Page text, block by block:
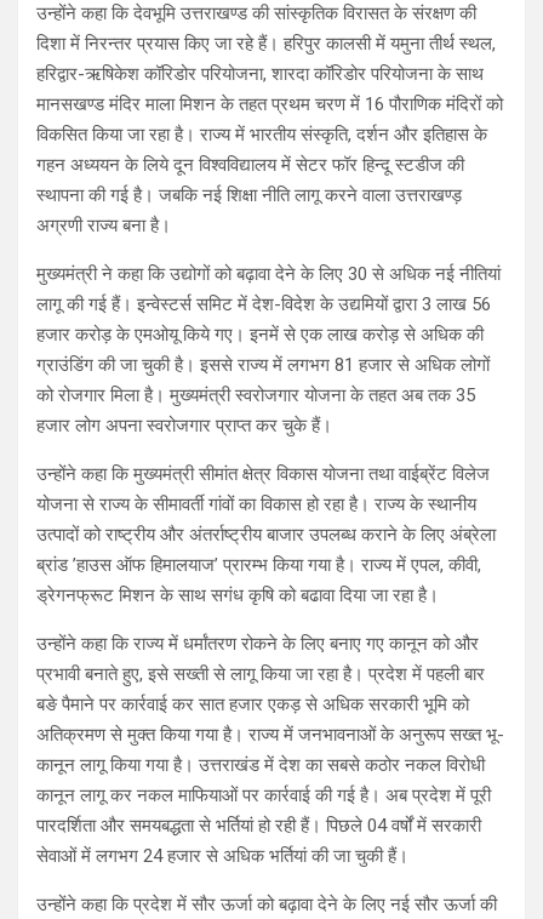
उन्होंने कहा कि देवभूमि उत्तराखण्ड की सांस्कृतिक विरासत के संरक्षण की
दिशा में निरन्तर प्रयास किए जा रहे हैं। हरिपुर कालसी में यमुना तीर्थ स्थल,
हरिद्वार-ऋषिकेश कॉरिडोर परियोजना, शारदा कॉरिडोर परियोजना के साथ
मानसखण्ड मंदिर माला मिशन के तहत प्रथम चरण में 16 पौराणिक मंदिरों को
विकसित किया जा रहा है। राज्य में भारतीय संस्कृति, दर्शन और इतिहास के
गहन अध्ययन के लिये दून विश्वविद्यालय में सेटर फॉर हिन्दू स्टडीज की
स्थापना की गई है। जबकि नई शिक्षा नीति लागू करने वाला उत्तराखण्ड़
अग्रणी राज्य बना है।
मुख्यमंत्री ने कहा कि उद्योगों को बढ़ावा देने के लिए 30 से अधिक नई नीतियां
लागू की गई हैं। इन्वेस्टर्स समिट में देश-विदेश के उद्यमियों द्वारा 3 लाख 56
हजार करोड़ के एमओयू किये गए। इनमें से एक लाख करोड़ से अधिक की
ग्राउंडिंग की जा चुकी है। इससे राज्य में लगभग 81 हजार से अधिक लोगों
को रोजगार मिला है। मुख्यमंत्री स्वरोजगार योजना के तहत अब तक 35
हजार लोग अपना स्वरोजगार प्राप्त कर चुके हैं।
उन्होंने कहा कि मुख्यमंत्री सीमांत क्षेत्र विकास योजना तथा वाईब्रेंट विलेज
योजना से राज्य के सीमावर्ती गांवों का विकास हो रहा है। राज्य के स्थानीय
उत्पादों को राष्ट्रीय और अंतर्राष्ट्रीय बाजार उपलब्ध कराने के लिए अंब्रेला
ब्रांड ’हाउस ऑफ हिमालयाज’ प्रारम्भ किया गया है। राज्य में एपल, कीवी,
ड्रेगनफ्रूट मिशन के साथ सगंध कृषि को बढावा दिया जा रहा है।
उन्होंने कहा कि राज्य में धर्मांतरण रोकने के लिए बनाए गए कानून को और
प्रभावी बनाते हुए, इसे सख्ती से लागू किया जा रहा है। प्रदेश में पहली बार
बङे पैमाने पर कार्रवाई कर सात हजार एकड़ से अधिक सरकारी भूमि को
अतिक्रमण से मुक्त किया गया है। राज्य में जनभावनाओं के अनुरूप सख्त भू-
कानून लागू किया गया है। उत्तराखंड में देश का सबसे कठोर नकल विरोधी
कानून लागू कर नकल माफियाओं पर कार्रवाई की गई है। अब प्रदेश में पूरी
पारदर्शिता और समयबद्धता से भर्तियां हो रही हैं। पिछले 04 वर्षों में सरकारी
सेवाओं में लगभग 24 हजार से अधिक भर्तियां की जा चुकी हैं।
उन्होंने कहा कि प्रदेश में सौर ऊर्जा को बढ़ावा देने के लिए नई सौर ऊर्जा की